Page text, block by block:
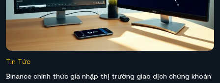
Tin Tức
Binance chính thức gia nhập thị trường giao dịch chứng khoán